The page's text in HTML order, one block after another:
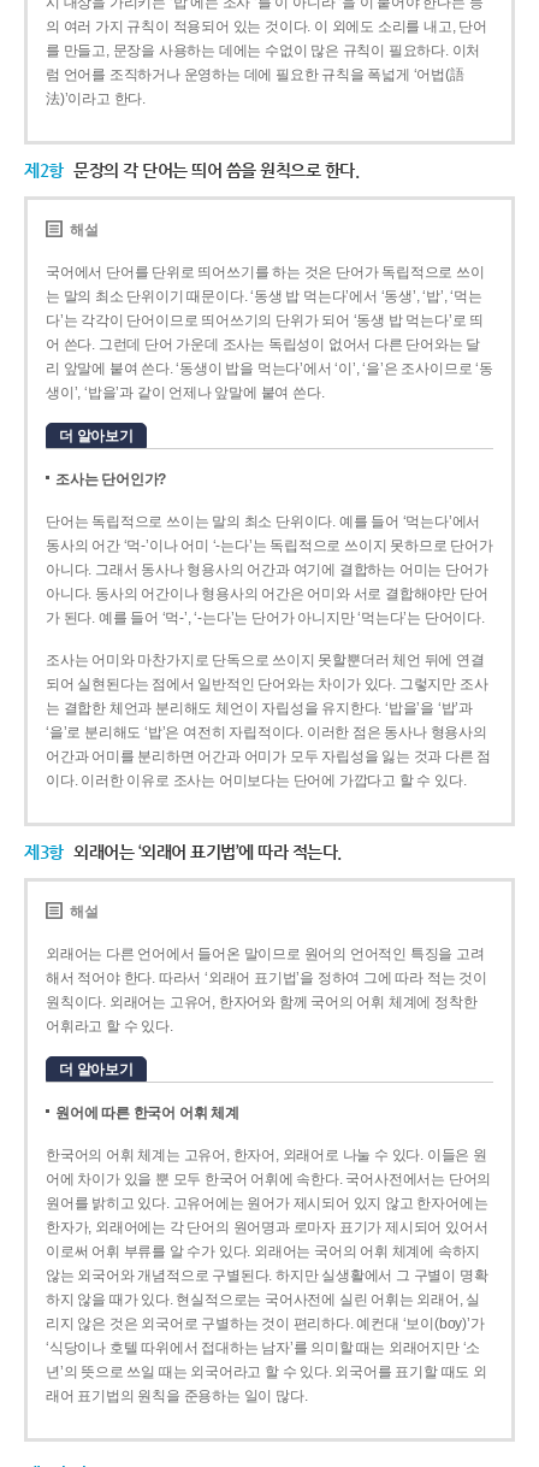
의 여러 가지 규칙이 적용되어 있는 것이다. 이 외에도 소리를 내고, 단어
를 만들고, 문장을 사용하는 데에는 수없이 많은 규칙이 필요하다. 이처
럼 언어를 조직하거나 운영하는 데에 필요한 규칙을 폭넓게 ‘어법(語
法)’이라고 한다.
제2항 문장의 각 단어는 띄어 씀을 원칙으로 한다.
해설
국어에서 단어를 단위로 띄어쓰기를 하는 것은 단어가 독립적으로 쓰이
는 말의 최소 단위이기 때문이다. ‘동생 밥 먹는다’에서 ‘동생’, ‘밥’, ‘먹는
다’는 각각이 단어이므로 띄어쓰기의 단위가 되어 ‘동생 밥 먹는다’로 띄
어 쓴다. 그런데 단어 가운데 조사는 독립성이 없어서 다른 단어와는 달
리 앞말에 붙여 쓴다. ‘동생이 밥을 먹는다’에서 ‘이’, ‘을’은 조사이므로 ‘동
생이’, ‘밥을’과 같이 언제나 앞말에 붙여 쓴다.
더 알아보기
조사는 단어인가?
단어는 독립적으로 쓰이는 말의 최소 단위이다. 예를 들어 ‘먹는다’에서
동사의 어간 ‘먹-­’이나 어미 ‘­-는다’는 독립적으로 쓰이지 못하므로 단어가
아니다. 그래서 동사나 형용사의 어간과 여기에 결합하는 어미는 단어가
아니다. 동사의 어간이나 형용사의 어간은 어미와 서로 결합해야만 단어
가 된다. 예를 들어 ‘먹-’, ‘-는다’는 단어가 아니지만 ‘먹는다’는 단어이다.
조사는 어미와 마찬가지로 단독으로 쓰이지 못할뿐더러 체언 뒤에 연결
되어 실현된다는 점에서 일반적인 단어와는 차이가 있다. 그렇지만 조사
는 결합한 체언과 분리해도 체언이 자립성을 유지한다. ‘밥을’을 ‘밥’과
‘을’로 분리해도 ‘밥’은 여전히 자립적이다. 이러한 점은 동사나 형용사의
어간과 어미를 분리하면 어간과 어미가 모두 자립성을 잃는 것과 다른 점
이다. 이러한 이유로 조사는 어미보다는 단어에 가깝다고 할 수 있다.
제3항 외래어는 ‘외래어 표기법’에 따라 적는다.
해설
외래어는 다른 언어에서 들어온 말이므로 원어의 언어적인 특징을 고려
해서 적어야 한다. 따라서 ‘외래어 표기법’을 정하여 그에 따라 적는 것이
원칙이다. 외래어는 고유어, 한자어와 함께 국어의 어휘 체계에 정착한
어휘라고 할 수 있다.
더 알아보기
원어에 따른 한국어 어휘 체계
한국어의 어휘 체계는 고유어, 한자어, 외래어로 나눌 수 있다. 이들은 원
어에 차이가 있을 뿐 모두 한국어 어휘에 속한다. 국어사전에서는 단어의
원어를 밝히고 있다. 고유어에는 원어가 제시되어 있지 않고 한자어에는
한자가, 외래어에는 각 단어의 원어명과 로마자 표기가 제시되어 있어서
이로써 어휘 부류를 알 수가 있다. 외래어는 국어의 어휘 체계에 속하지
않는 외국어와 개념적으로 구별된다. 하지만 실생활에서 그 구별이 명확
하지 않을 때가 있다. 현실적으로는 국어사전에 실린 어휘는 외래어, 실
리지 않은 것은 외국어로 구별하는 것이 편리하다. 예컨대 ‘보이(boy)’가
‘식당이나 호텔 따위에서 접대하는 남자’를 의미할 때는 외래어지만 ‘소
년’의 뜻으로 쓰일 때는 외국어라고 할 수 있다. 외국어를 표기할 때도 외
래어 표기법의 원칙을 준용하는 일이 많다.